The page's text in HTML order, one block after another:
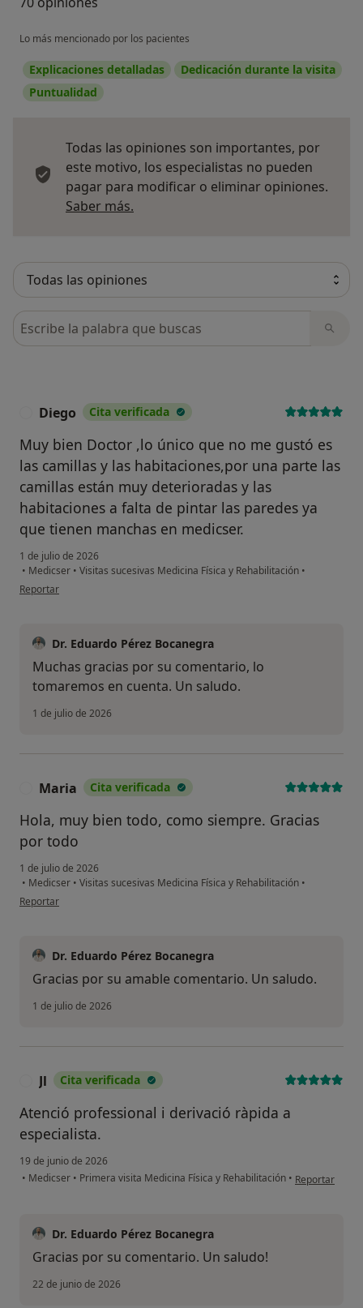
Lo más mencionado por los pacientes
Explicaciones detalladas
Dedicación durante la visita
Puntualidad
Todas las opiniones son importantes, por
este motivo, los especialistas no pueden
pagar para modificar o eliminar opiniones.
Saber más.
Busca en opiniones
Diego Cita verificada
Muy bien Doctor ,lo único que no me gustó es
las camillas y las habitaciones,por una parte las
camillas están muy deterioradas y las
habitaciones a falta de pintar las paredes ya
que tienen manchas en medicser.
1 de julio de 2026
• Medicser • Visitas sucesivas Medicina Física y Rehabilitación •
en opinión del usuario Diego
Reportar
Dr. Eduardo Pérez Bocanegra
Muchas gracias por su comentario, lo
tomaremos en cuenta. Un saludo.
1 de julio de 2026
Maria Cita verificada
Hola, muy bien todo, como siempre. Gracias
por todo
1 de julio de 2026
• Medicser • Visitas sucesivas Medicina Física y Rehabilitación •
en opinión del usuario Maria
Reportar
Dr. Eduardo Pérez Bocanegra
Gracias por su amable comentario. Un saludo.
1 de julio de 2026
Jl Cita verificada
Atenció professional i derivació ràpida a
especialista.
19 de junio de 2026
• Medicser • Primera visita Medicina Física y Rehabilitación • en opinión del
Reportar
Dr. Eduardo Pérez Bocanegra
Gracias por su comentario. Un saludo!
22 de junio de 2026